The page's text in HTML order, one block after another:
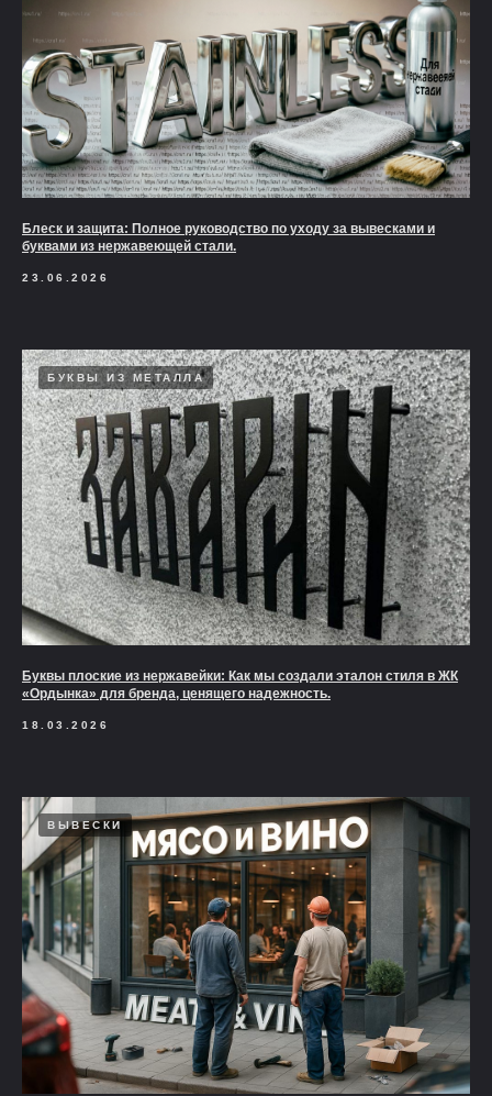
Блеск и защита: Полное руководство по уходу за вывесками и
буквами из нержавеющей стали.
23.06.2026
БУКВЫ ИЗ МЕТАЛЛА
Буквы плоские из нержавейки: Как мы создали эталон стиля в ЖК
«Ордынка» для бренда, ценящего надежность.
18.03.2026
ВЫВЕСКИ